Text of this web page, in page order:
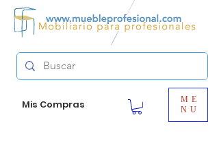
Mis Compras
ME
NU